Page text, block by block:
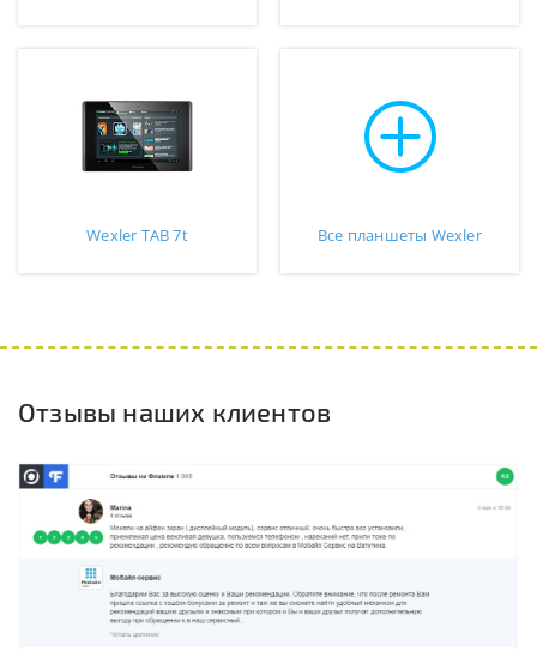
Wexler TAB 7t Все планшеты Wexler
Отзывы наших клиентов